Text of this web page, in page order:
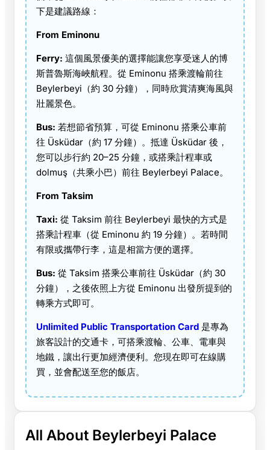
下是建議路線：
From Eminonu
Ferry: 這個風景優美的選擇能讓您享受迷人的博
斯普魯斯海峽航程。從 Eminonu 搭乘渡輪前往
Beylerbeyi（約 30 分鐘），同時欣賞清爽海風與
壯麗景色。
Bus: 若想節省預算，可從 Eminonu 搭乘公車前
往 Üsküdar（約 17 分鐘）。抵達 Üsküdar 後，
您可以步行約 20–25 分鐘，或搭乘計程車或
dolmuş（共乘小巴）前往 Beylerbeyi Palace。
From Taksim
Taxi: 從 Taksim 前往 Beylerbeyi 最快的方式是
搭乘計程車（從 Eminonu 約 19 分鐘）。若時間
有限或攜帶行李，這是相當方便的選擇。
Bus: 從 Taksim 搭乘公車前往 Üsküdar（約 30
分鐘），之後依照上方從 Eminonu 出發所提到的
轉乘方式即可。
Unlimited Public Transportation Card 是專為
旅客設計的交通卡，可搭乘渡輪、公車、電車與
地鐵，讓出行更加經濟便利。您現在即可在線購
買，並會配送至您的飯店。
All About Beylerbeyi Palace